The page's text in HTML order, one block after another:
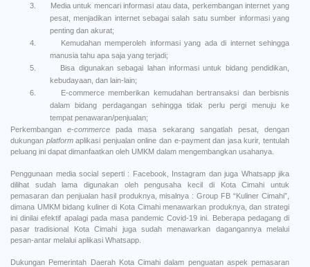
3.
Media untuk mencari informasi atau data, perkembangan internet yang
pesat, menjadikan internet sebagai salah satu sumber informasi yang
penting dan akurat;
4.
Kemudahan memperoleh informasi yang ada di internet sehingga
manusia tahu apa saja yang terjadi;
5.
Bisa digunakan sebagai lahan informasi untuk bidang pendidikan,
kebudayaan, dan lain-lain;
6.
E-commerce memberikan kemudahan bertransaksi dan berbisnis
dalam bidang perdagangan sehingga tidak perlu pergi menuju ke
tempat penawaran/penjualan;
Perkembangane-commerce pada masa sekarang sangatlah pesat, dengan
dukungan platformaplikasi penjualan online dan e-payment dan jasa kurir, tentulah
peluang ini dapat dimanfaatkan oleh UMKM dalam mengembangkan usahanya.
Penggunaan media social seperti : Facebook, Instagram dan juga Whatsapp jika
dilihat sudah lama digunakan oleh pengusaha kecil di Kota Cimahi untuk
pemasaran dan penjualan hasil produknya, misalnya : Group FB “Kuliner Cimahi”,
dimana UMKM bidang kuliner di Kota Cimahi menawarkan produknya, dan strategi
ini dinilai efektif apalagi pada masa pandemic Covid-19 ini. Beberapa pedagang di
pasar tradisional Kota Cimahi juga sudah menawarkan dagangannya melalui
pesan-antar melalui aplikasi Whatsapp.
Dukungan Pemerintah Daerah Kota Cimahi dalam penguatan aspek pemasaran